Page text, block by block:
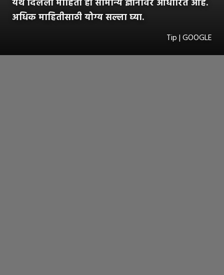
येथे दिलेली माहिती ही सामान्य ज्ञानावर आधारित आहे.
अधिक माहितीसाठी योग्य सल्ला घ्या.
Tip | GOOGLE